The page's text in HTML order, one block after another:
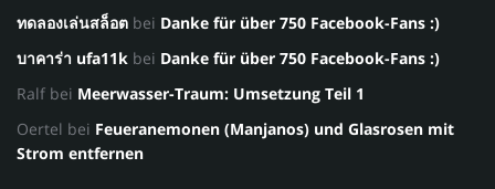
ทดลองเล่นสล็อต bei Danke für über 750 Facebook-Fans :)
บาคาร่า ufa11k bei Danke für über 750 Facebook-Fans :)
Ralf bei Meerwasser-Traum: Umsetzung Teil 1
Oertel bei Feueranemonen (Manjanos) und Glasrosen mit
Strom entfernen